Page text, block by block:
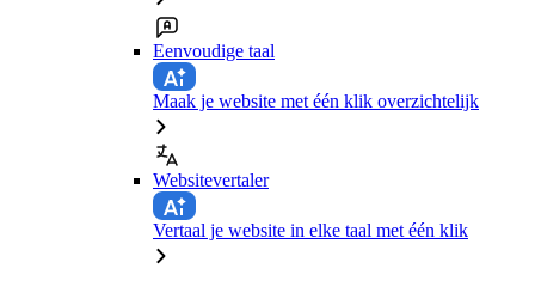
Eenvoudige taal
Maak je website met één klik overzichtelijk
Websitevertaler
Vertaal je website in elke taal met één klik